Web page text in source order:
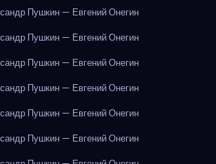
Пушкин — Евгений Онегин
Пушкин — Евгений Онегин
Пушкин — Евгений Онегин
Пушкин — Евгений Онегин
Пушкин — Евгений Онегин
Пушкин — Евгений Онегин